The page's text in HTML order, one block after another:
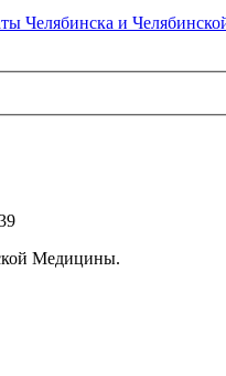
Челябинска и
Медицины.